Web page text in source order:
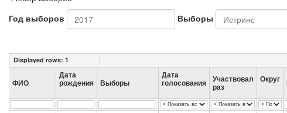
Год выборов
Выборы
Displayed rows: 1
ФИО
Дата
рождения
Выборы
Дата
голосования
Участвовал
раз
Округ